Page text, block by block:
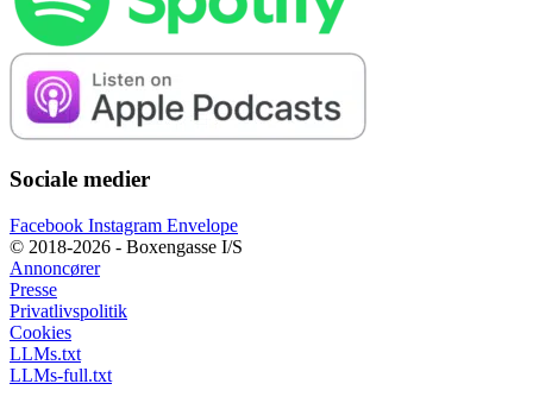
Sociale medier
Facebook Instagram Envelope
© 2018-2026 - Boxengasse I/S
Annoncører
Presse
Privatlivspolitik
Cookies
LLMs.txt
LLMs-full.txt